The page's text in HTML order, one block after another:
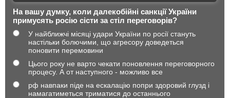
На вашу думку, коли далекобійні санкції України
примусять росію сісти за стіл переговорів?
У найближчі місяці удари України по росії стануть
настільки болючими, що агресору доведеться
поновити перемовини
Цього року не варто чекати поновлення переговорного
процесу. А от наступного - можливо все
рф навпаки піде на ескалацію попри здоровий глузд і
намагатиметься триматися до останнього